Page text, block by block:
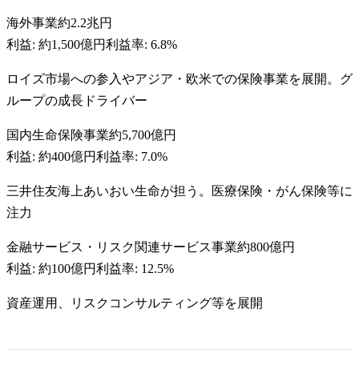
海外事業約2.2兆円
利益: 約1,500億円利益率: 6.8%
ロイズ市場への参入やアジア・欧米での保険事業を展開。グ
ループの成長ドライバー
国内生命保険事業約5,700億円
利益: 約400億円利益率: 7.0%
三井住友海上あいおい生命が担う。医療保険・がん保険等に
注力
金融サービス・リスク関連サービス事業約800億円
利益: 約100億円利益率: 12.5%
資産運用、リスクコンサルティング等を展開